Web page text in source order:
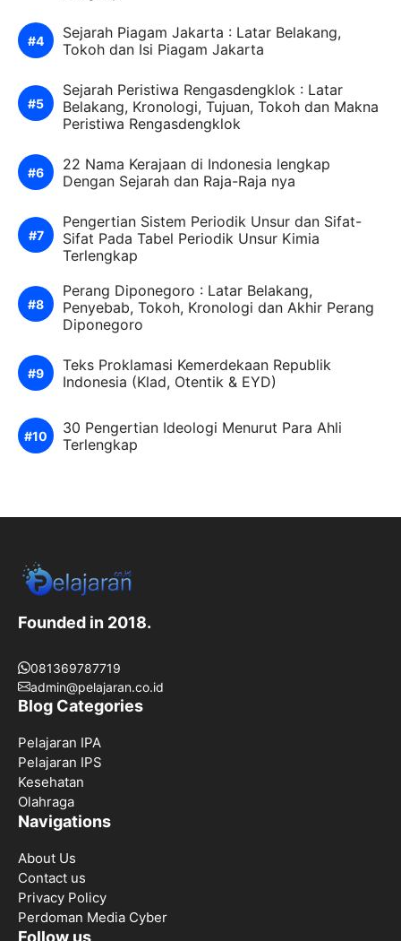
Sejarah Piagam Jakarta : Latar Belakang,
Tokoh dan Isi Piagam Jakarta
Sejarah Peristiwa Rengasdengklok : Latar
Belakang, Kronologi, Tujuan, Tokoh dan Makna
Peristiwa Rengasdengklok
22 Nama Kerajaan di Indonesia lengkap
Dengan Sejarah dan Raja-Raja nya
Pengertian Sistem Periodik Unsur dan Sifat-
Sifat Pada Tabel Periodik Unsur Kimia
Terlengkap
Perang Diponegoro : Latar Belakang,
Penyebab, Tokoh, Kronologi dan Akhir Perang
Diponegoro
Teks Proklamasi Kemerdekaan Republik
Indonesia (Klad, Otentik & EYD)
30 Pengertian Ideologi Menurut Para Ahli
Terlengkap
Founded in 2018.
081369787719
admin@pelajaran.co.id
Blog Categories
Pelajaran IPA
Pelajaran IPS
Kesehatan
Olahraga
Navigations
About Us
Contact us
Privacy Policy
Perdoman Media Cyber
Follow us